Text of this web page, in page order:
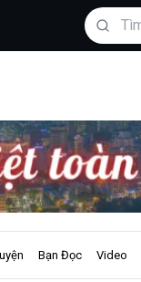
Bạn Đọc Video